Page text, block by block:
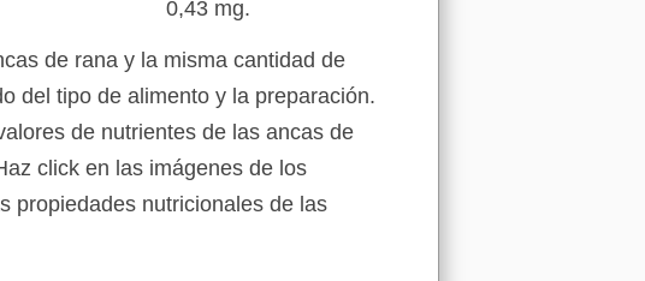
0,43 mg.
de rana y la misma cantidad de
del tipo de alimento y la preparación.
de nutrientes de las ancas de
click en las imágenes de los
propiedades nutricionales de las